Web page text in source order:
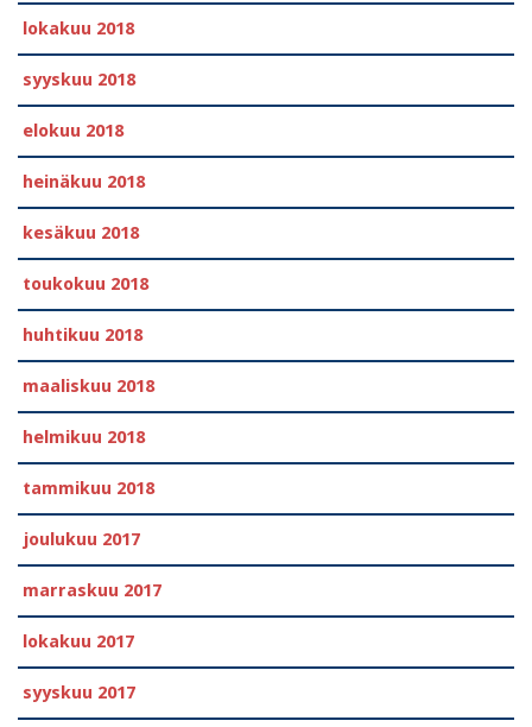
lokakuu 2018
syyskuu 2018
elokuu 2018
heinäkuu 2018
kesäkuu 2018
toukokuu 2018
huhtikuu 2018
maaliskuu 2018
helmikuu 2018
tammikuu 2018
joulukuu 2017
marraskuu 2017
lokakuu 2017
syyskuu 2017